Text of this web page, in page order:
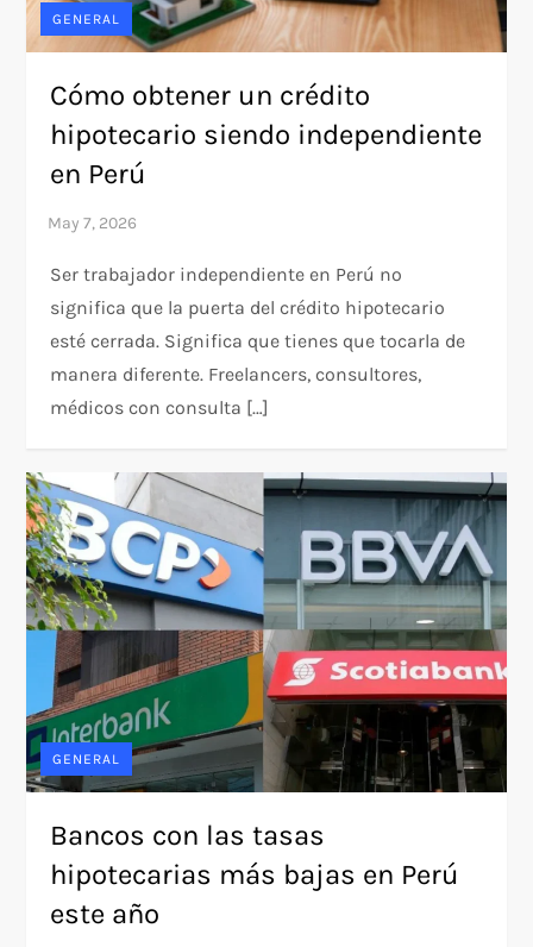
GENERAL
Cómo obtener un crédito
hipotecario siendo independiente
en Perú
Ser trabajador independiente en Perú no
significa que la puerta del crédito hipotecario
esté cerrada. Significa que tienes que tocarla de
manera diferente. Freelancers, consultores,
médicos con consulta […]
GENERAL
Bancos con las tasas
hipotecarias más bajas en Perú
este año